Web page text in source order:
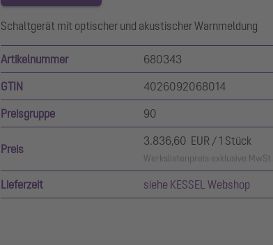
Schaltgerät mit optischer und akustischer Warnmeldung
Artikelnummer 680343
GTIN 4026092068014
Preisgruppe 90
Preis
3.836,60 EUR / 1 Stück
Werkslistenpreis exklusive MwSt.
Lieferzeit siehe KESSEL Webshop